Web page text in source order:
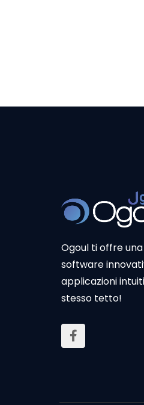
Ogoul ti offre
software
applicazioni
stesso tetto!